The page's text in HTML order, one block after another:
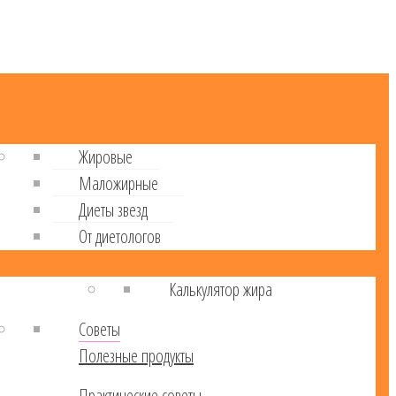
Жировые
Маложирные
Диеты звезд
От диетологов
Калькулятор жира
Советы
Полезные продукты